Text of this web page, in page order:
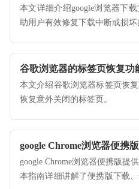
本文详细介绍google浏览器下
助用户有效修复下载中断或损坏
谷歌浏览器的标签页恢复功
本文介绍谷歌浏览器标签页恢
恢复意外关闭的标签页。
google Chrome浏览器便携
google Chrome浏览器便携版提
本指南详细讲解了便携版下载